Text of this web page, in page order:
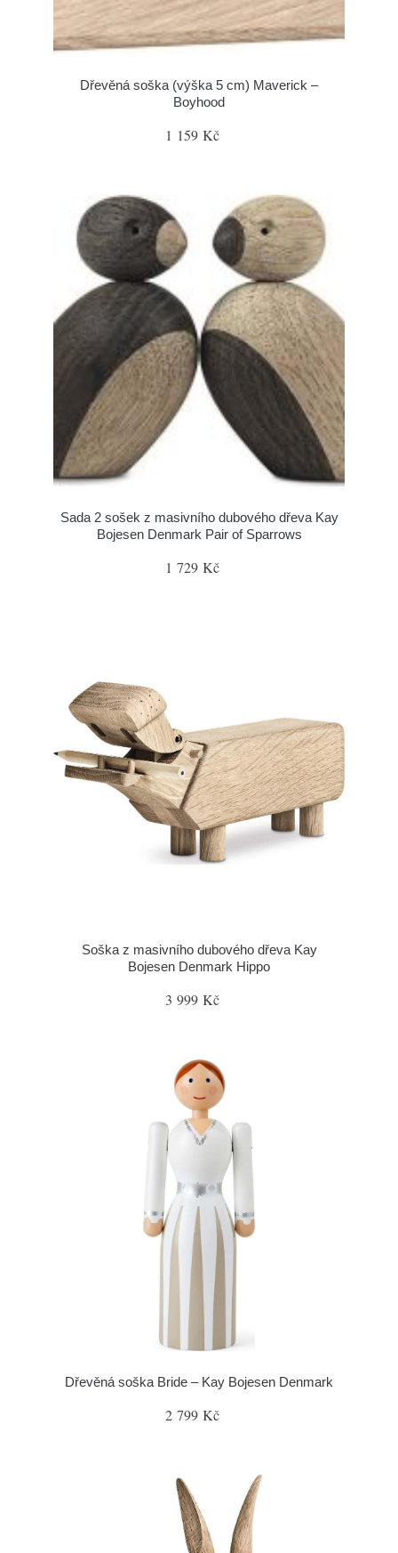
Dřevěná soška (výška 5 cm) Maverick –
Boyhood
1 159 Kč
Sada 2 sošek z masivního dubového dřeva Kay
Bojesen Denmark Pair of Sparrows
1 729 Kč
Soška z masivního dubového dřeva Kay
Bojesen Denmark Hippo
3 999 Kč
Dřevěná soška Bride – Kay Bojesen Denmark
2 799 Kč